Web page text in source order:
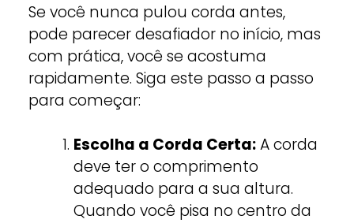
Se você nunca pulou corda antes,
pode parecer desafiador no início, mas
com prática, você se acostuma
rapidamente. Siga este passo a passo
para começar:
Escolha a Corda Certa:A corda
deve ter o comprimento
adequado para a sua altura.
Quando você pisa no centro da